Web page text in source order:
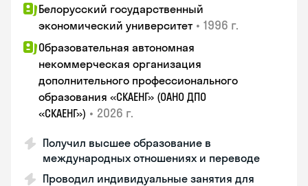
Белорусский государственный
экономический университет • 1996 г.
Образовательная автономная
некоммерческая организация
дополнительного профессионального
образования «СКАЕНГ» (ОАНО ДПО
«СКАЕНГ») • 2026 г.
Получил высшее образование в
международных отношениях и переводе
Проводил индивидуальные занятия для